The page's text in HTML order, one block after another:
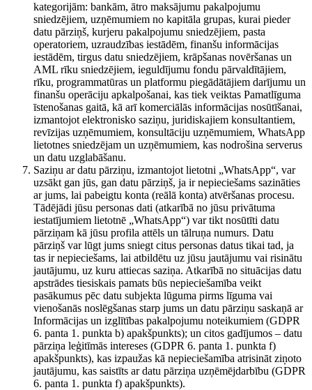
kategorijām: bankām, ātro maksājumu pakalpojumu
sniedzējiem, uzņēmumiem no kapitāla grupas, kurai pieder
datu pārziņš, kurjeru pakalpojumu sniedzējiem, pasta
operatoriem, uzraudzības iestādēm, finanšu informācijas
iestādēm, tirgus datu sniedzējiem, krāpšanas novēršanas un
AML rīku sniedzējiem, ieguldījumu fondu pārvaldītājiem,
rīku, programmatūras un platformu piegādātājiem darījumu un
finanšu operāciju apkalpošanai, kas tiek veiktas Pamatlīguma
īstenošanas gaitā, kā arī komerciālās informācijas nosūtīšanai,
izmantojot elektronisko saziņu, juridiskajiem konsultantiem,
revīzijas uzņēmumiem, konsultāciju uzņēmumiem, WhatsApp
lietotnes sniedzējam un uzņēmumiem, kas nodrošina serverus
un datu uzglabāšanu.
Saziņu ar datu pārziņu, izmantojot lietotni „WhatsApp“, var
uzsākt gan jūs, gan datu pārziņš, ja ir nepieciešams sazināties
ar jums, lai pabeigtu konta (reālā konta) atvēršanas procesu.
Tādējādi jūsu personas dati (atkarībā no jūsu privātuma
iestatījumiem lietotnē „WhatsApp“) var tikt nosūtīti datu
pārziņam kā jūsu profila attēls un tālruņa numurs. Datu
pārziņš var lūgt jums sniegt citus personas datus tikai tad, ja
tas ir nepieciešams, lai atbildētu uz jūsu jautājumu vai risinātu
jautājumu, uz kuru attiecas saziņa. Atkarībā no situācijas datu
apstrādes tiesiskais pamats būs nepieciešamība veikt
pasākumus pēc datu subjekta lūguma pirms līguma vai
vienošanās noslēgšanas starp jums un datu pārziņu saskaņā ar
Informācijas un izglītības pakalpojumu noteikumiem (GDPR
6. panta 1. punkta b) apakšpunkts); un citos gadījumos – datu
pārziņa leģitīmās intereses (GDPR 6. panta 1. punkta f)
apakšpunkts), kas izpaužas kā nepieciešamība atrisināt ziņoto
jautājumu, kas saistīts ar datu pārziņa uzņēmējdarbību (GDPR
6. panta 1. punkta f) apakšpunkts).